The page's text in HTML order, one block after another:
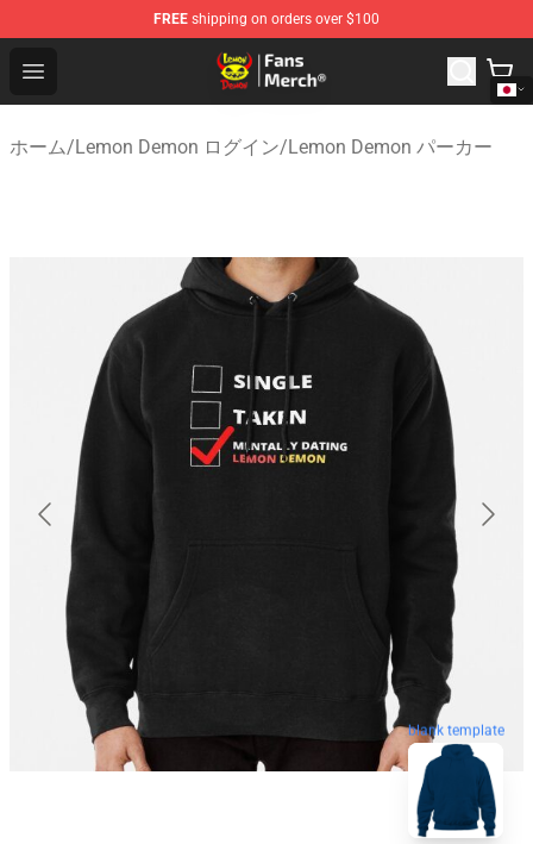
FREE shipping on orders over $100
Open menu
Lemon Demon Store - Official Lemon Demon
ホーム/Lemon Demon ログイン/Lemon Demon パーカー
blank template